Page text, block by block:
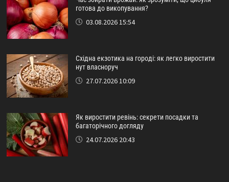
готова до викопування?
03.08.2026 15:54
Східна екзотика на городі: як легко виростити
нут власноруч
27.07.2026 10:09
Як виростити ревінь: секрети посадки та
багаторічного догляду
24.07.2026 20:43